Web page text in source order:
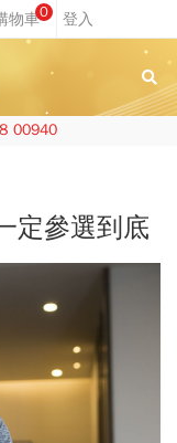
0
00940
定參選到底